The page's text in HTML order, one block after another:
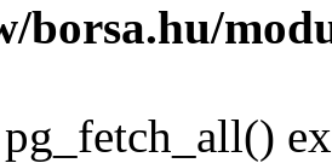
borsa.hu/